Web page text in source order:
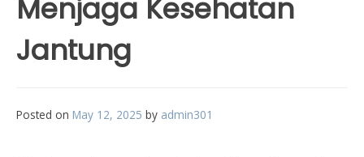
Menjaga Kesehatan
Jantung
Posted on May 12, 2025 by admin301